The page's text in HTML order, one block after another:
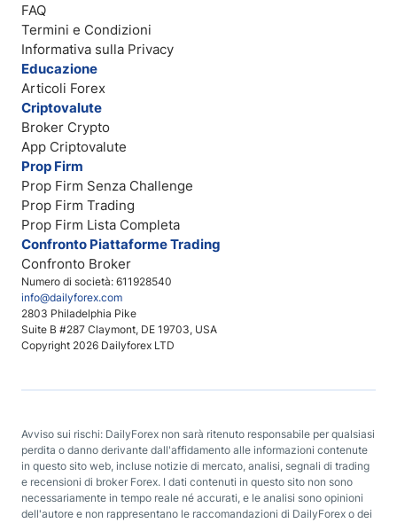
Numero di società: 611928540
info@dailyforex.com
2803 Philadelphia Pike
Suite B #287 Claymont, DE 19703, USA
Copyright 2026 Dailyforex LTD
FAQ
Termini e Condizioni
Informativa sulla Privacy
Educazione
Articoli Forex
Criptovalute
Broker Crypto
App Criptovalute
Prop Firm
Prop Firm Senza Challenge
Prop Firm Trading
Prop Firm Lista Completa
Confronto Piattaforme Trading
Confronto Broker
Avviso sui rischi: DailyForex non sarà ritenuto responsabile per qualsiasi
perdita o danno derivante dall'affidamento alle informazioni contenute
in questo sito web, incluse notizie di mercato, analisi, segnali di trading
e recensioni di broker Forex. I dati contenuti in questo sito non sono
necessariamente in tempo reale né accurati, e le analisi sono opinioni
dell'autore e non rappresentano le raccomandazioni di DailyForex o dei